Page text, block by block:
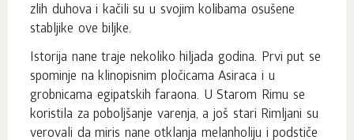
zlih duhova i kačili su u svojim kolibama osušene
stabljike ove biljke.
Istorija nane traje nekoliko hiljada godina. Prvi put se
spominje na klinopisnim pločicama Asiraca i u
grobnicama egipatskih faraona. U Starom Rimu se
koristila za poboljšanje varenja, a još stari Rimljani su
verovali da miris nane otklanja melanholiju i podstiče